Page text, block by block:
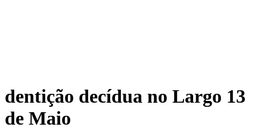
dentição decídua no Largo 13
de Maio